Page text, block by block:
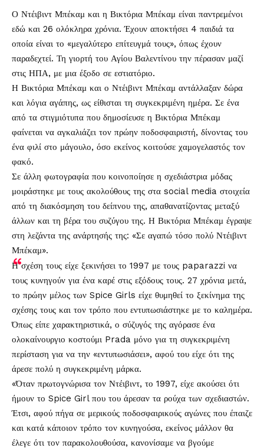
Ο Ντέιβιντ Μπέκαμ και η Βικτόρια Μπέκαμ είναι παντρεμένοι
εδώ και 26 ολόκληρα χρόνια. Έχουν αποκτήσει 4 παιδιά τα
οποία είναι το «μεγαλύτερο επίτευγμά τους», όπως έχουν
παραδεχτεί. Τη γιορτή του Αγίου Βαλεντίνου την πέρασαν μαζί
στις ΗΠΑ, με μια έξοδο σε εστιατόριο.
Η Βικτόρια Μπέκαμ και ο Ντέιβιντ Μπέκαμ αντάλλαξαν δώρα
και λόγια αγάπης, ως είθισται τη συγκεκριμένη ημέρα. Σε ένα
από τα στιγμιότυπα που δημοσίευσε η Βικτόρια Μπέκαμ
φαίνεται να αγκαλιάζει τον πρώην ποδοσφαιριστή, δίνοντας του
ένα φιλί στο μάγουλο, όσο εκείνος κοιτούσε χαμογελαστός τον
φακό.
Σε άλλη φωτογραφία που κοινοποίησε η σχεδιάστρια μόδας
μοιράστηκε με τους ακολούθους της στα social media στοιχεία
από τη διακόσμηση του δείπνου της, απαθανατίζοντας μεταξύ
άλλων και τη βέρα του συζύγου της. Η Βικτόρια Μπέκαμ έγραψε
στη λεζάντα της ανάρτησής της: «Σε αγαπώ τόσο πολύ Ντέιβιντ
Μπέκαμ».
Η σχέση τους είχε ξεκινήσει το 1997 με τους paparazzi να
τους κυνηγούν για ένα καρέ στις εξόδους τους. 27 χρόνια μετά,
το πρώην μέλος των Spice Girls είχε θυμηθεί το ξεκίνημα της
σχέσης τους και τον τρόπο που εντυπωσιάστηκε με το καλημέρα.
Όπως είπε χαρακτηριστικά, ο σύζυγός της αγόρασε ένα
ολοκαίνουργιο κοστούμι Prada μόνο για τη συγκεκριμένη
περίσταση για να την «εντυπωσιάσει», αφού του είχε ότι της
άρεσε πολύ η συγκεκριμένη μάρκα.
«Όταν πρωτογνώρισα τον Ντέιβιντ, το 1997, είχε ακούσει ότι
ήμουν το Spice Girl που του άρεσαν τα ρούχα των σχεδιαστών.
Έτσι, αφού πήγα σε μερικούς ποδοσφαιρικούς αγώνες που έπαιζε
και κατά κάποιον τρόπο τον κυνηγούσα, εκείνος μάλλον θα
έλεγε ότι τον παρακολουθούσα, κανονίσαμε να βγούμε